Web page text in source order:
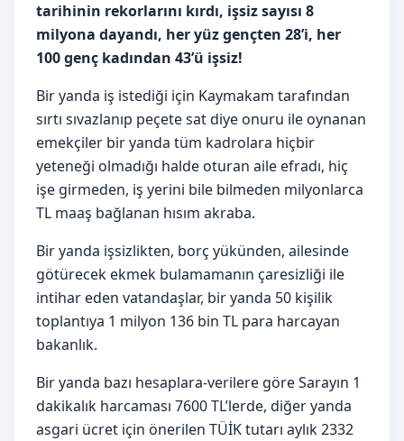
tarihinin rekorlarını kırdı, işsiz sayısı 8
milyona dayandı, her yüz gençten 28’i, her
100 genç kadından 43’ü işsiz!
Bir yanda iş istediği için Kaymakam tarafından
sırtı sıvazlanıp peçete sat diye onuru ile oynanan
emekçiler bir yanda tüm kadrolara hiçbir
yeteneği olmadığı halde oturan aile efradı, hiç
işe girmeden, iş yerini bile bilmeden milyonlarca
TL maaş bağlanan hısım akraba.
Bir yanda işsizlikten, borç yükünden, ailesinde
götürecek ekmek bulamamanın çaresizliği ile
intihar eden vatandaşlar, bir yanda 50 kişilik
toplantıya 1 milyon 136 bin TL para harcayan
bakanlık.
Bir yanda bazı hesaplara-verilere göre Sarayın 1
dakikalık harcaması 7600 TL’lerde, diğer yanda
asgari ücret için önerilen TÜİK tutarı aylık 2332